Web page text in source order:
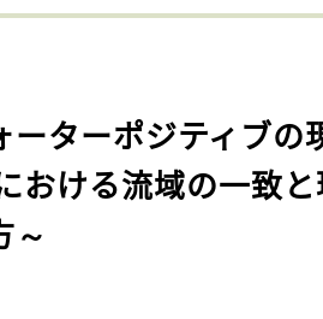
ーターポジティブの
おける流域の一致
～